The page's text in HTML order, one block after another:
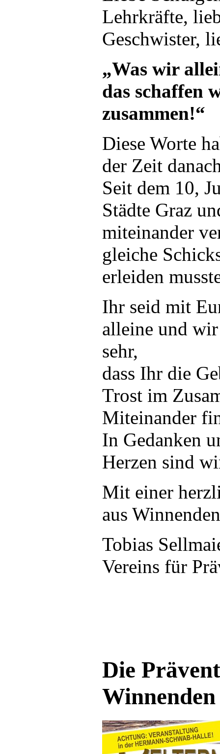
Lehrkräfte,
Geschwister,
„Was wir
das schaffen
zusammen!“
Diese Worte
der Zeit
Seit dem 10,
Städte Graz
miteinander
gleiche
erleiden
Ihr seid mit
alleine und
sehr,
dass Ihr die
Trost im
Miteinander
In Gedanken
Herzen sind
Mit einer
aus
Tobias
Vereins für
Die
Winnenden